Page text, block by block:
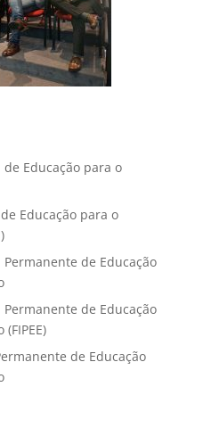
Educação para o
Educação para o
de Educação
de Educação
de Educação